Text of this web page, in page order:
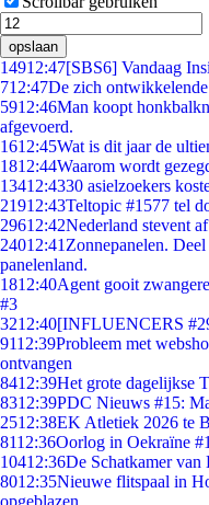
opslaan
14912:47[SBS6] Vandaag
712:47De zich
5912:46Man koopt
afgevoerd.
1612:45Wat is dit jaar de
1812:44Waarom wordt
13412:4330 asielzoekers
21912:43Teltopic #1577 tel
29612:42Nederland stevent
24012:41 Zonnepanelen.
panelenland.
1812:40Agent gooit
#3
3212:40[INFLUENCERS
9112:39Probleem met
ontvangen
8412:39Het grote dagelijkse
8312:39PDC Nieuws #15:
2512:38EK Atletiek 2026 te
8112:36Oorlog in Oekraïne
10412:36De Schatkamer
8012:35Nieuwe flitspaal in
opgeblazen